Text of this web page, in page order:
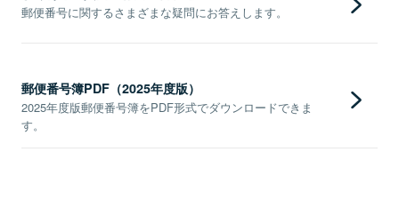
郵便番号に関するさまざまな疑問にお答えします。
郵便番号簿PDF（2025年度版）
2025年度版郵便番号簿をPDF形式でダウンロードできま
す。